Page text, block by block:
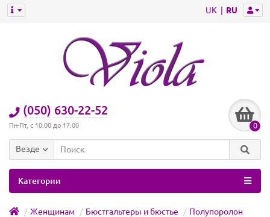
UK RU
(050) 630-22-52
Пн-Пт, с 10:00 до 17:00 0
Везде
Категории
Женщинам Бюстгальтеры и бюстье
Полупоролон